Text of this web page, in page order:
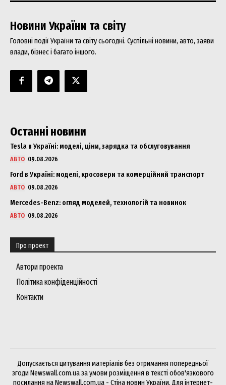
Новини України та світу
Головні події України та світу сьогодні. Суспільні новини, авто, заяви
влади, бізнес і багато іншого.
Останні новини
Tesla в Україні: моделі, ціни, зарядка та обслуговування
АВТО 09.08.2026
Ford в Україні: моделі, кросовери та комерційний транспорт
АВТО 09.08.2026
Mercedes-Benz: огляд моделей, технологій та новинок
АВТО 09.08.2026
Про проект
Автори проекта
Політика конфіденційності
Контакти
Допускається цитування матеріалів без отримання попередньої
згоди Newswall.com.ua за умови розміщення в тексті обов'язкового
посилання на Newswall.com.ua - Стіна новин України. Для інтернет-